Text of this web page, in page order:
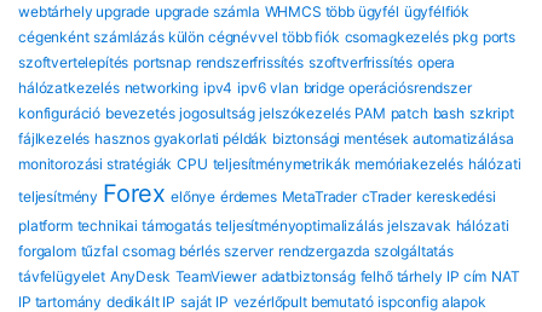
webtárhely upgrade upgrade számla WHMCS több ügyfél ügyfélfiók
cégenként számlázás külön cégnévvel több fiók csomagkezelés pkg ports
szoftvertelepítés portsnap rendszerfrissítés szoftverfrissítés opera
hálózatkezelés networking ipv4 ipv6 vlan bridge operációsrendszer
konfiguráció bevezetés jogosultság jelszókezelés PAM patch bash szkript
fájlkezelés hasznos gyakorlati példák biztonsági mentések automatizálása
monitorozási stratégiák CPU teljesítménymetrikák memóriakezelés hálózati
teljesítmény Forex előnye érdemes MetaTrader cTrader kereskedési
platform technikai támogatás teljesítményoptimalizálás jelszavak hálózati
forgalom tűzfal csomag bérlés szerver rendzergazda szolgáltatás
távfelügyelet AnyDesk TeamViewer adatbiztonság felhő tárhely IP cím NAT
IP tartomány dedikált IP saját IP vezérlőpult bemutató ispconfig alapok